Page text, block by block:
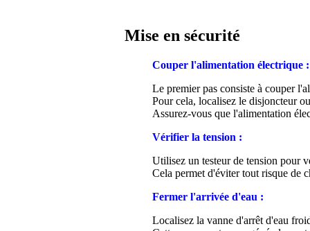
Mise en sécurité
Couper l'alimentation électrique :
Le premier pas consiste à couper
Pour cela, localisez le disjoncteur
Assurez-vous que l'alimentation
Vérifier la tension :
Utilisez un testeur de tension pour
Cela permet d'éviter tout risque de
Fermer l'arrivée d'eau :
Localisez la vanne d'arrêt d'eau